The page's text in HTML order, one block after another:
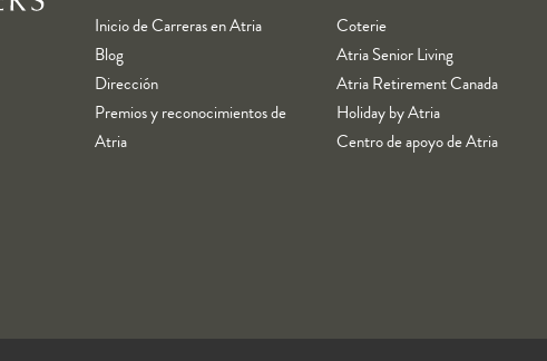
Inicio de Carreras en Atria
Blog
Dirección
Premios y reconocimientos de
Atria
Coterie
Atria Senior Living
Atria Retirement Canada
Holiday by Atria
Centro de apoyo de Atria